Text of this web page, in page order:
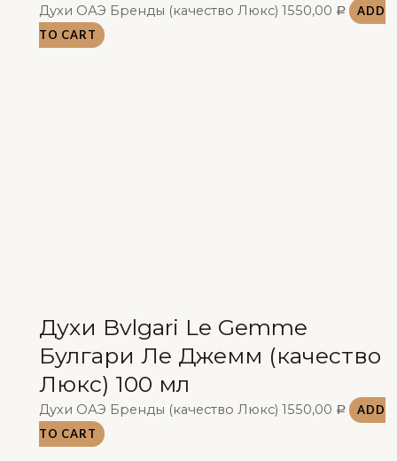
Духи ОАЭ Бренды (качество Люкс) 1550,00 Р
ADD
TO CART
Духи Bvlgari Le Gemme
Булгари Ле Джемм (качество
Люкс) 100 мл
Духи ОАЭ Бренды (качество Люкс) 1550,00 Р
ADD
TO CART